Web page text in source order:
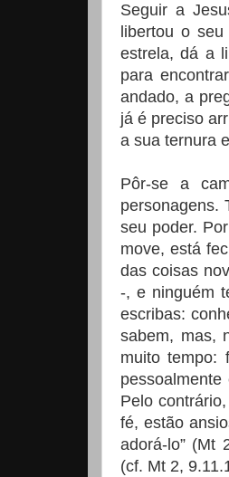
Seguir a
libertou o
estrela, dá a
para
andado, a
já é preciso
a sua ternura
Pôr-se a
personagens.
seu poder.
move, está
das coisas
-, e ninguém
escribas:
sabem, mas,
muito tempo:
Pelo
fé, estão
adorá-lo” (Mt
(cf. Mt 2,